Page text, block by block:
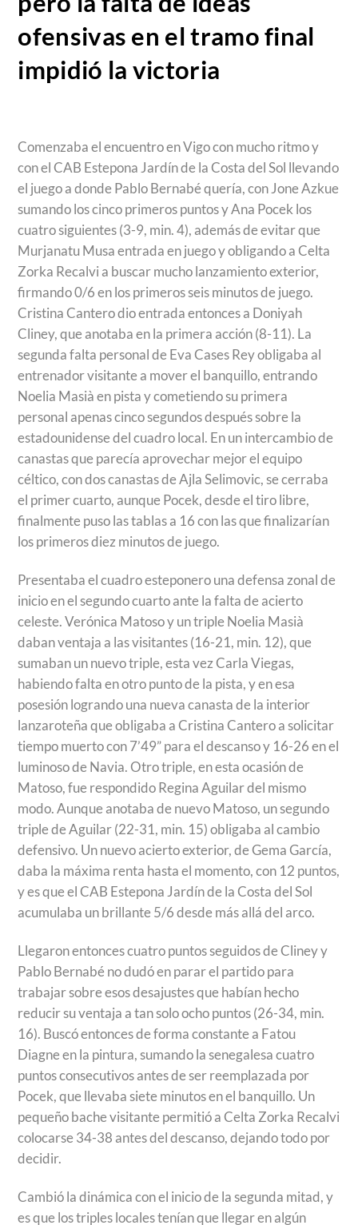
ofensivas en el tramo final
impidió la victoria
Comenzaba el encuentro en Vigo con mucho ritmo y
con el CAB Estepona Jardín de la Costa del Sol llevando
el juego a donde Pablo Bernabé quería, con Jone Azkue
sumando los cinco primeros puntos y Ana Pocek los
cuatro siguientes (3-9, min. 4), además de evitar que
Murjanatu Musa entrada en juego y obligando a Celta
Zorka Recalvi a buscar mucho lanzamiento exterior,
firmando 0/6 en los primeros seis minutos de juego.
Cristina Cantero dio entrada entonces a Doniyah
Cliney, que anotaba en la primera acción (8-11). La
segunda falta personal de Eva Cases Rey obligaba al
entrenador visitante a mover el banquillo, entrando
Noelia Masià en pista y cometiendo su primera
personal apenas cinco segundos después sobre la
estadounidense del cuadro local. En un intercambio de
canastas que parecía aprovechar mejor el equipo
céltico, con dos canastas de Ajla Selimovic, se cerraba
el primer cuarto, aunque Pocek, desde el tiro libre,
finalmente puso las tablas a 16 con las que finalizarían
los primeros diez minutos de juego.
Presentaba el cuadro esteponero una defensa zonal de
inicio en el segundo cuarto ante la falta de acierto
celeste. Verónica Matoso y un triple Noelia Masià
daban ventaja a las visitantes (16-21, min. 12), que
sumaban un nuevo triple, esta vez Carla Viegas,
habiendo falta en otro punto de la pista, y en esa
posesión logrando una nueva canasta de la interior
lanzaroteña que obligaba a Cristina Cantero a solicitar
tiempo muerto con 7’49” para el descanso y 16-26 en el
luminoso de Navia. Otro triple, en esta ocasión de
Matoso, fue respondido Regina Aguilar del mismo
modo. Aunque anotaba de nuevo Matoso, un segundo
triple de Aguilar (22-31, min. 15) obligaba al cambio
defensivo. Un nuevo acierto exterior, de Gema García,
daba la máxima renta hasta el momento, con 12 puntos,
y es que el CAB Estepona Jardín de la Costa del Sol
acumulaba un brillante 5/6 desde más allá del arco.
Llegaron entonces cuatro puntos seguidos de Cliney y
Pablo Bernabé no dudó en parar el partido para
trabajar sobre esos desajustes que habían hecho
reducir su ventaja a tan solo ocho puntos (26-34, min.
16). Buscó entonces de forma constante a Fatou
Diagne en la pintura, sumando la senegalesa cuatro
puntos consecutivos antes de ser reemplazada por
Pocek, que llevaba siete minutos en el banquillo. Un
pequeño bache visitante permitió a Celta Zorka Recalvi
colocarse 34-38 antes del descanso, dejando todo por
decidir.
Cambió la dinámica con el inicio de la segunda mitad, y
es que los triples locales tenían que llegar en algún